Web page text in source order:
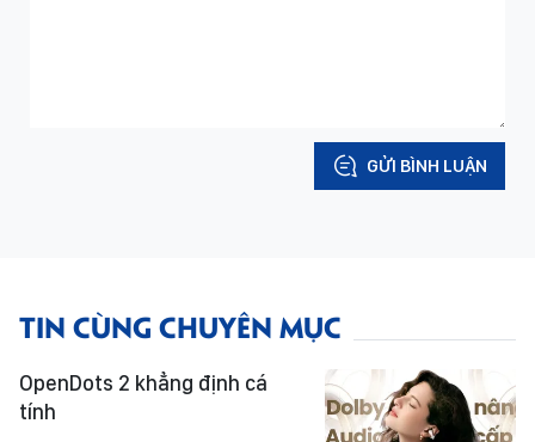
GỬI BÌNH LUẬN
TIN CÙNG CHUYÊN MỤC
OpenDots 2 khẳng định cá
tính